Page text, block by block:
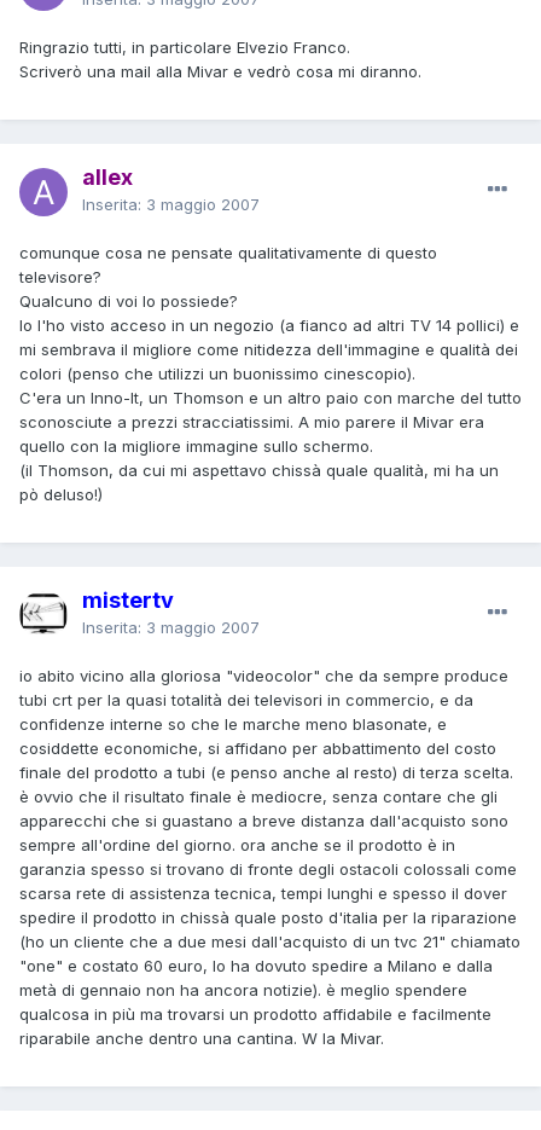
Ringrazio tutti, in particolare Elvezio Franco.
Scriverò una mail alla Mivar e vedrò cosa mi diranno.
allex
Inserita: 3 maggio 2007
comunque cosa ne pensate qualitativamente di questo
televisore?
Qualcuno di voi lo possiede?
Io l'ho visto acceso in un negozio (a fianco ad altri TV 14 pollici) e
mi sembrava il migliore come nitidezza dell'immagine e qualità dei
colori (penso che utilizzi un buonissimo cinescopio).
C'era un Inno-It, un Thomson e un altro paio con marche del tutto
sconosciute a prezzi stracciatissimi. A mio parere il Mivar era
quello con la migliore immagine sullo schermo.
(il Thomson, da cui mi aspettavo chissà quale qualità, mi ha un
pò deluso!)
mistertv
Inserita: 3 maggio 2007
io abito vicino alla gloriosa "videocolor" che da sempre produce
tubi crt per la quasi totalità dei televisori in commercio, e da
confidenze interne so che le marche meno blasonate, e
cosiddette economiche, si affidano per abbattimento del costo
finale del prodotto a tubi (e penso anche al resto) di terza scelta.
è ovvio che il risultato finale è mediocre, senza contare che gli
apparecchi che si guastano a breve distanza dall'acquisto sono
sempre all'ordine del giorno. ora anche se il prodotto è in
garanzia spesso si trovano di fronte degli ostacoli colossali come
scarsa rete di assistenza tecnica, tempi lunghi e spesso il dover
spedire il prodotto in chissà quale posto d'italia per la riparazione
(ho un cliente che a due mesi dall'acquisto di un tvc 21" chiamato
"one" e costato 60 euro, lo ha dovuto spedire a Milano e dalla
metà di gennaio non ha ancora notizie). è meglio spendere
qualcosa in più ma trovarsi un prodotto affidabile e facilmente
riparabile anche dentro una cantina. W la Mivar.